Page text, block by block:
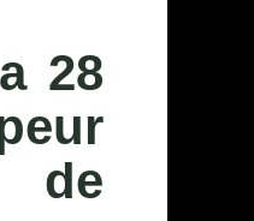
28
de